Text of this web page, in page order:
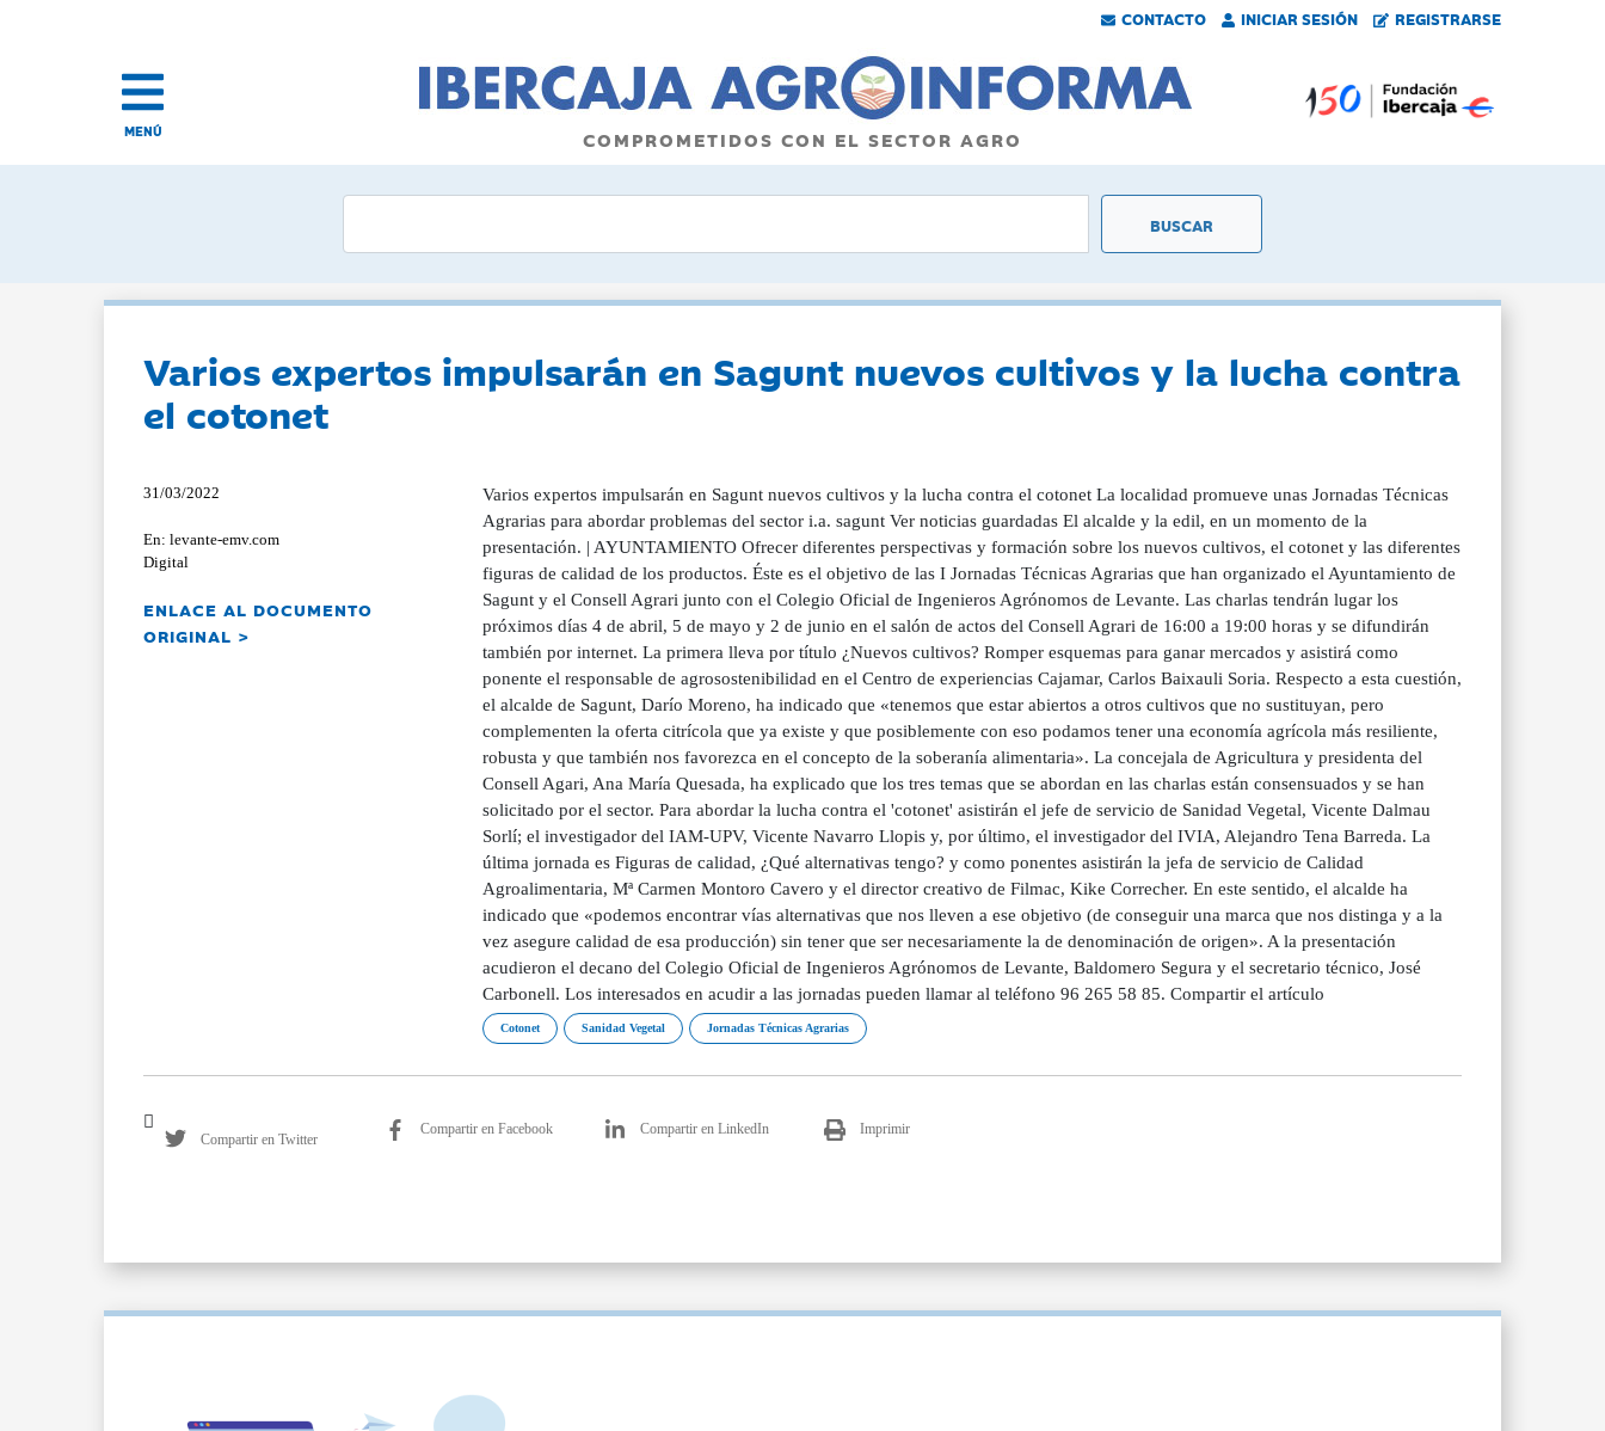
CONTACTO INICIAR SESIÓN REGISTRARSE
MENÚ COMPROMETIDOS CON EL SECTOR AGRO
Varios expertos impulsarán en Sagunt nuevos cultivos y la lucha contra
el cotonet
31/03/2022
En: levante-emv.com
Digital
ENLACE AL DOCUMENTO
ORIGINAL >
Varios expertos impulsarán en Sagunt nuevos cultivos y la lucha contra el cotonet La localidad promueve unas Jornadas Técnicas
Agrarias para abordar problemas del sector i.a. sagunt Ver noticias guardadas El alcalde y la edil, en un momento de la
presentación. | AYUNTAMIENTO Ofrecer diferentes perspectivas y formación sobre los nuevos cultivos, el cotonet y las diferentes
figuras de calidad de los productos. Éste es el objetivo de las I Jornadas Técnicas Agrarias que han organizado el Ayuntamiento de
Sagunt y el Consell Agrari junto con el Colegio Oficial de Ingenieros Agrónomos de Levante. Las charlas tendrán lugar los
próximos días 4 de abril, 5 de mayo y 2 de junio en el salón de actos del Consell Agrari de 16:00 a 19:00 horas y se difundirán
también por internet. La primera lleva por título ¿Nuevos cultivos? Romper esquemas para ganar mercados y asistirá como
ponente el responsable de agrosostenibilidad en el Centro de experiencias Cajamar, Carlos Baixauli Soria. Respecto a esta cuestión,
el alcalde de Sagunt, Darío Moreno, ha indicado que «tenemos que estar abiertos a otros cultivos que no sustituyan, pero
complementen la oferta citrícola que ya existe y que posiblemente con eso podamos tener una economía agrícola más resiliente,
robusta y que también nos favorezca en el concepto de la soberanía alimentaria». La concejala de Agricultura y presidenta del
Consell Agari, Ana María Quesada, ha explicado que los tres temas que se abordan en las charlas están consensuados y se han
solicitado por el sector. Para abordar la lucha contra el 'cotonet' asistirán el jefe de servicio de Sanidad Vegetal, Vicente Dalmau
Sorlí; el investigador del IAM-UPV, Vicente Navarro Llopis y, por último, el investigador del IVIA, Alejandro Tena Barreda. La
última jornada es Figuras de calidad, ¿Qué alternativas tengo? y como ponentes asistirán la jefa de servicio de Calidad
Agroalimentaria, Mª Carmen Montoro Cavero y el director creativo de Filmac, Kike Correcher. En este sentido, el alcalde ha
indicado que «podemos encontrar vías alternativas que nos lleven a ese objetivo (de conseguir una marca que nos distinga y a la
vez asegure calidad de esa producción) sin tener que ser necesariamente la de denominación de origen». A la presentación
acudieron el decano del Colegio Oficial de Ingenieros Agrónomos de Levante, Baldomero Segura y el secretario técnico, José
Carbonell. Los interesados en acudir a las jornadas pueden llamar al teléfono 96 265 58 85. Compartir el artículo
Cotonet Sanidad Vegetal Jornadas Técnicas Agrarias
Compartir en Twitter
Compartir en Facebook Compartir en LinkedIn Imprimir